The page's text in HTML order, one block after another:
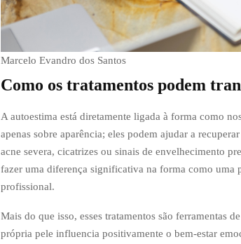
Marcelo Evandro dos Santos
Como os tratamentos podem
A autoestima está diretamente ligada à forma como
apenas sobre aparência; eles podem ajudar a
acne severa, cicatrizes ou sinais de envelhecimento
fazer uma diferença significativa na forma como uma
profissional.
Mais do que isso, esses tratamentos são ferramentas
própria pele influencia positivamente o bem-estar